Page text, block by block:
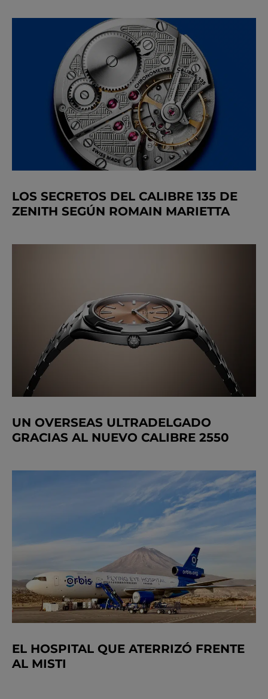
LOS SECRETOS DEL CALIBRE 135 DE
ZENITH SEGÚN ROMAIN MARIETTA
UN OVERSEAS ULTRADELGADO
GRACIAS AL NUEVO CALIBRE 2550
EL HOSPITAL QUE ATERRIZÓ FRENTE
AL MISTI